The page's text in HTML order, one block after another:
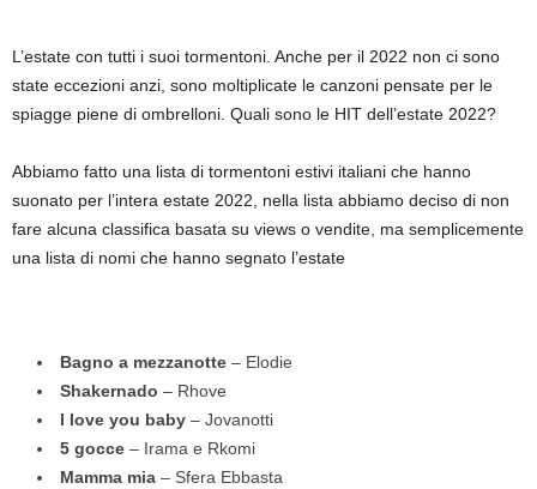
L’estate con tutti i suoi tormentoni. Anche per il 2022 non ci sono
state eccezioni anzi, sono moltiplicate le canzoni pensate per le
spiagge piene di ombrelloni. Quali sono le HIT dell’estate 2022?
Abbiamo fatto una lista di tormentoni estivi italiani che hanno
suonato per l’intera estate 2022, nella lista abbiamo deciso di non
fare alcuna classifica basata su views o vendite, ma semplicemente
una lista di nomi che hanno segnato l’estate
Bagno a mezzanotte – Elodie
Shakernado – Rhove
I love you baby – Jovanotti
5 gocce – Irama e Rkomi
Mamma mia – Sfera Ebbasta